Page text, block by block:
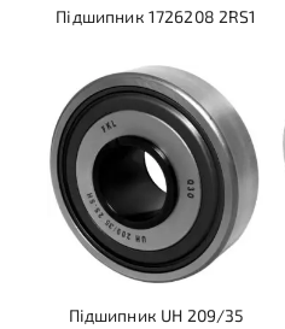
Підшипник 1726208 2RS1
Підшипник UH 209/35